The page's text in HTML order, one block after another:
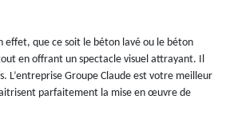
que ce soit le béton lavé ou le béton
en offrant un spectacle visuel attrayant. Il
L’entreprise Groupe Claude est votre meilleur
parfaitement la mise en œuvre de